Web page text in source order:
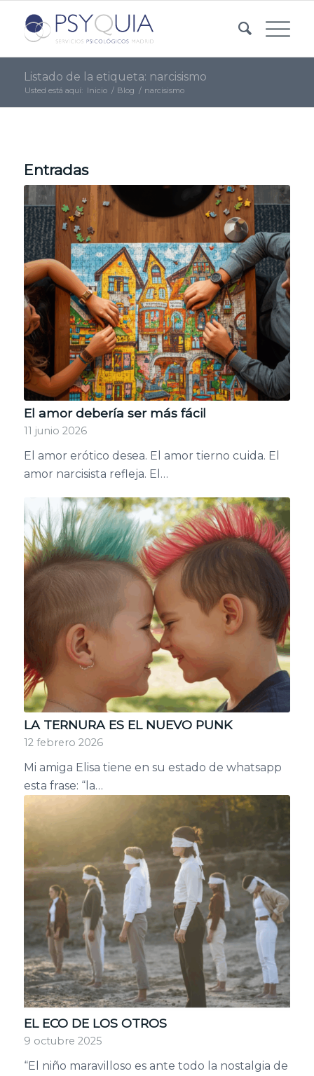
Listado de la etiqueta: narcisismo
Usted está aquí: Inicio / Blog / narcisismo
Entradas
El amor debería ser más fácil
11 junio 2026
El amor erótico desea. El amor tierno cuida. El
amor narcisista refleja. El…
LA TERNURA ES EL NUEVO PUNK
12 febrero 2026
Mi amiga Elisa tiene en su estado de whatsapp
esta frase: “la…
EL ECO DE LOS OTROS
9 octubre 2025
“El niño maravilloso es ante todo la nostalgia de